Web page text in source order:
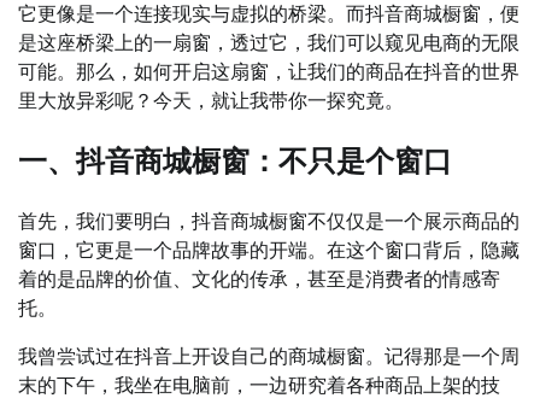
它更像是一个连接现实与虚拟的桥梁。而抖音商城橱窗，便
是这座桥梁上的一扇窗，透过它，我们可以窥见电商的无限
可能。那么，如何开启这扇窗，让我们的商品在抖音的世界
里大放异彩呢？今天，就让我带你一探究竟。
一、抖音商城橱窗：不只是个窗口
首先，我们要明白，抖音商城橱窗不仅仅是一个展示商品的
窗口，它更是一个品牌故事的开端。在这个窗口背后，隐藏
着的是品牌的价值、文化的传承，甚至是消费者的情感寄
托。
我曾尝试过在抖音上开设自己的商城橱窗。记得那是一个周
末的下午，我坐在电脑前，一边研究着各种商品上架的技